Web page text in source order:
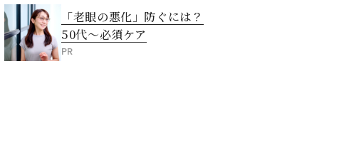
「老眼の悪化」防ぐには？
50代～必須ケア
PR